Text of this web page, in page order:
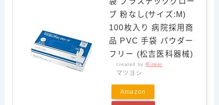
ブ 粉なし(サイズ:M)
100枚入り 病院採用商
品 PVC 手袋 パウダー
フリー (松吉医科器械)
created by Rinker
マツヨシ
Amazon